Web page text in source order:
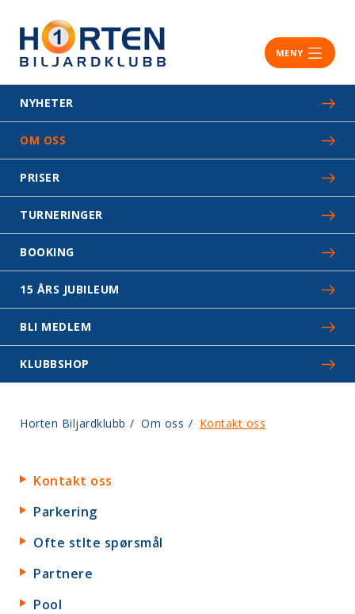
MENY
NYHETER
OM OSS
PRISER
TURNERINGER
BOOKING
15 ÅRS JUBILEUM
BLI MEDLEM
KLUBBSHOP
Horten Biljardklubb / Om oss / Kontakt oss
Kontakt oss
Parkering
Ofte stlte spørsmål
Partnere
Pool